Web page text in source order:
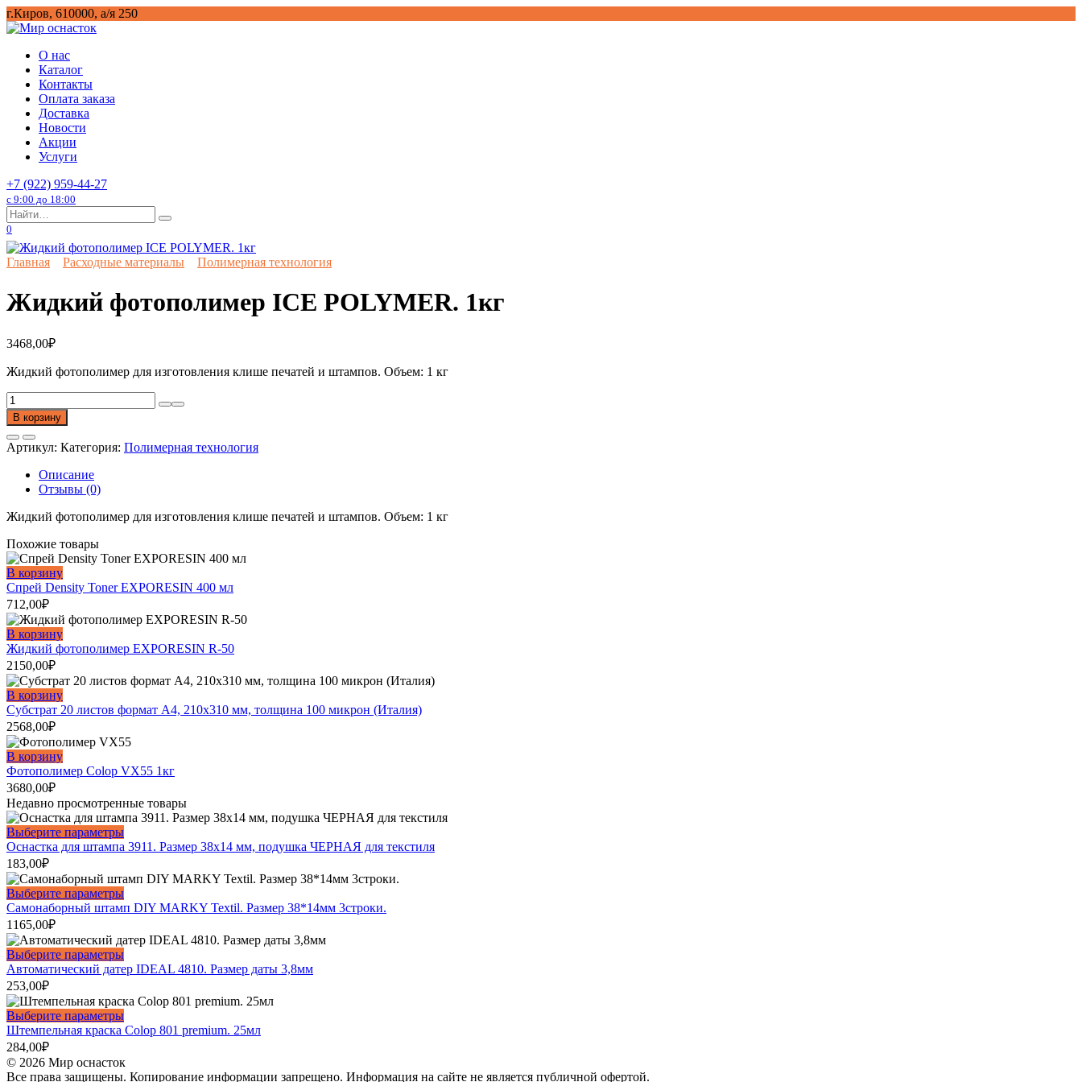
Перейти
к
г.Киров, 610000, а/я 250
О нас
Каталог
Контакты
Оплата заказа
Доставка
Новости
Акции
Услуги
+7 (922) 959-44-27
с 9:00 до 18:00
Search
for:
0
Главная Расходные материалы Полимерная технология
Жидкий фотополимер ICE POLYMER. 1кг
3468,00₽
Жидкий фотополимер для изготовления клише печатей и штампов. Объем: 1 кг
Количество
товара
Жидкий
фотополимер
ICE
POLYMER.
В корзину
Артикул: Категория: Полимерная технология
Описание
Отзывы (0)
Жидкий фотополимер для изготовления клише печатей и штампов. Объем: 1 кг
Похожие товары
В корзину
Спрей Density Toner EXPORESIN 400 мл
712,00₽
В корзину
Жидкий фотополимер EXPORESIN R-50
2150,00₽
В корзину
Субстрат 20 листов формат A4, 210х310 мм, толщина 100 микрон (Италия)
2568,00₽
В корзину
Фотополимер Colop VX55 1кг
3680,00₽
Недавно просмотренные товары
Выберите параметрыЭтот
товар
несколько
вариаций.
Опции
можно
выбрать
на
странице
товара.
Оснастка для штампа 3911. Размер 38х14 мм, подушка ЧЕРНАЯ для текстиля
183,00₽
Выберите параметрыЭтот
товар
несколько
вариаций.
Опции
можно
выбрать
на
странице
товара.
Самонаборный штамп DIY MARKY Textil. Размер 38*14мм 3строки.
1165,00₽
Выберите параметрыЭтот
товар
несколько
вариаций.
Опции
можно
на
Автоматический датер IDEAL 4810. Размер даты 3,8мм
253,00₽
Выберите параметрыЭтот
товар
несколько
вариаций.
Штемпельная краска Colop 801 premium. 25мл
284,00₽
© 2026 Мир оснасток
Все права защищены. Копирование информации запрещено. Информация на сайте не является публичной офертой.